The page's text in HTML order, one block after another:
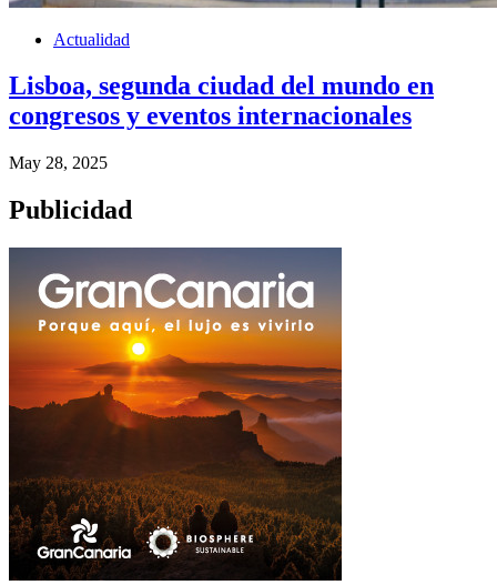
Actualidad
Lisboa, segunda ciudad del mundo en
congresos y eventos internacionales
May 28, 2025
Publicidad